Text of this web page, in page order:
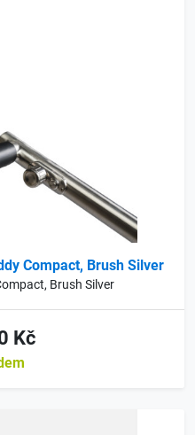
Compact, Brush Silver
Brush Silver
Kč